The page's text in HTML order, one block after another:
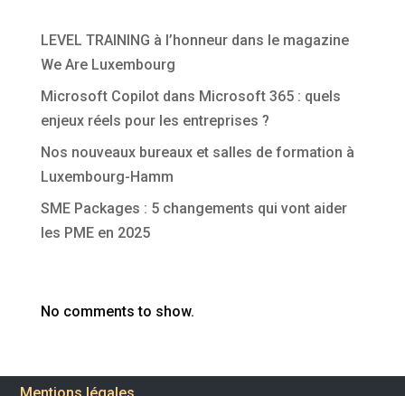
LEVEL TRAINING à l’honneur dans le magazine
We Are Luxembourg
Microsoft Copilot dans Microsoft 365 : quels
enjeux réels pour les entreprises ?
Nos nouveaux bureaux et salles de formation à
Luxembourg-Hamm
SME Packages : 5 changements qui vont aider
les PME en 2025
No comments to show.